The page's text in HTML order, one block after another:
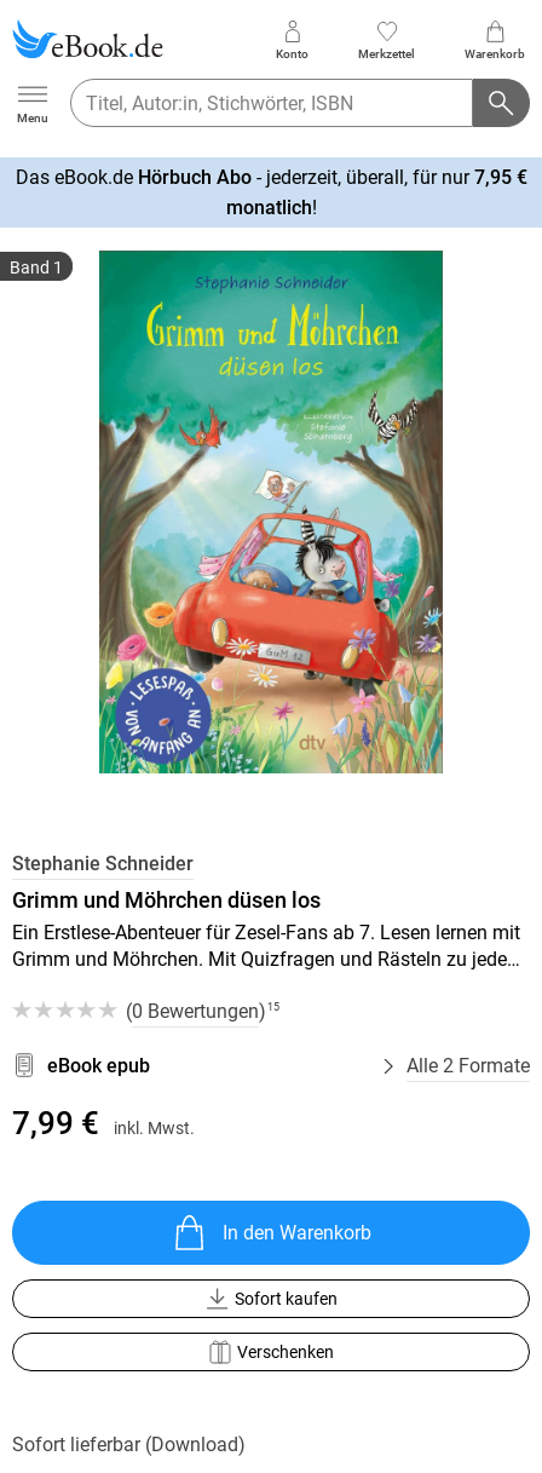
Ebook.de
Menu
Konto Merkzettel Warenkorb
Das eBook.de Hörbuch Abo- jederzeit, überall, für nur7,95 €
monatlich!
Band 1
Stephanie Schneider
Grimm und Möhrchen düsen los
Ein Erstlese-Abenteuer für Zesel-Fans ab 7. Lesen lernen mit
Grimm und Möhrchen. Mit Quizfragen und Rästeln zu jedem
(0 Bewertungen) 15
eBook epub Alle 2 Formate
7,99 € inkl. Mwst.
In den Warenkorb
Sofort kaufen
Verschenken
Sofort lieferbar (Download)